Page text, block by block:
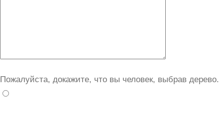
Пожалуйста, докажите, что вы человек, выбрав дерево.